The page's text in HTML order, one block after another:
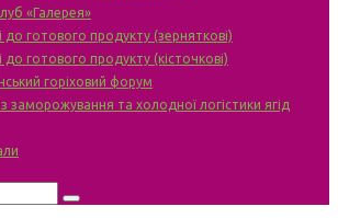
«Галерея»
до готового продукту (зерняткові)
до готового продукту (кісточкові)
горіховий форум
заморожування та холодної логістики ягід